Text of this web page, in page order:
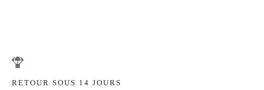
RETOUR SOUS 14 JOURS